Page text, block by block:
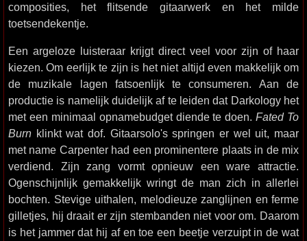
composities, het flitsende gitaarwerk en het milde
toetsendekentje.
Een argeloze luisteraar krijgt direct veel voor zijn of haar
kiezen. Om eerlijk te zijn is het niet altijd even makkelijk om
de muzikale lagen fatsoenlijk te consumeren. Aan de
productie is namelijk duidelijk af te leiden dat Darkology het
met een minimaal opnamebudget diende te doen.Fated To
Burn klinkt wat dof. Gitaarsolo's springen er wel uit, maar
met name Carpenter had een prominentere plaats in de mix
verdiend. Zijn zang vormt opnieuw een ware attractie.
Ogenschijnlijk gemakkelijk wringt de man zich in allerlei
bochten. Stevige uithalen, melodieuze zanglijnen en ferme
gilletjes, hij draait er zijn stembanden niet voor om. Daarom
is het jammer dat hij af en toe een beetje verzuipt in de wat